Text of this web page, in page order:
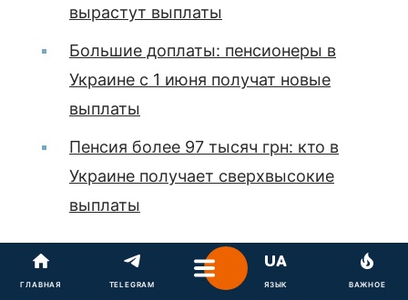
вырастут выплаты
Большие доплаты: пенсионеры в
Украине с 1 июня получат новые
выплаты
Пенсия более 97 тысяч грн: кто в
Украине получает сверхвысокие
выплаты
Наши стандарты:
Редакционная политика сайта
Главред
ГЛАВНАЯ TELEGRAM ЯЗЫК ВАЖНОЕ